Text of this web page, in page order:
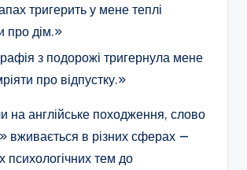
тригерить у мене теплі
про дім.»
з подорожі тригернула мене
про відпустку.»
на англійське походження, слово
вживається в різних сферах —
психологічних тем до